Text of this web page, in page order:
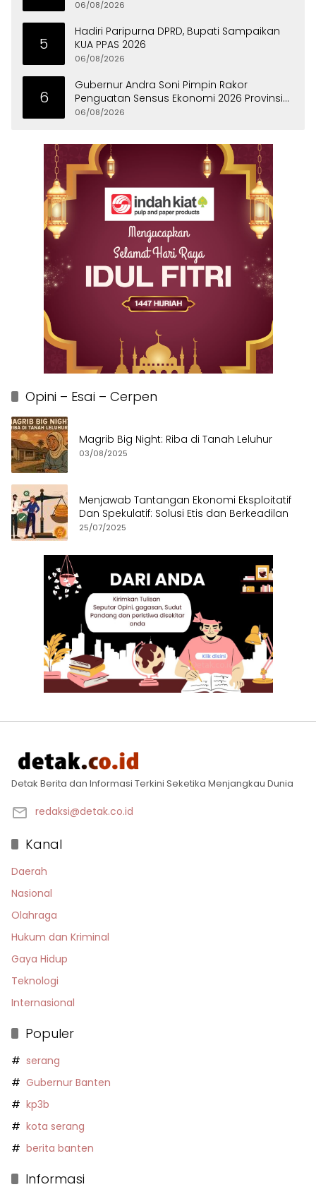
06/08/2026
5
Hadiri Paripurna DPRD, Bupati Sampaikan
KUA PPAS 2026
06/08/2026
6
Gubernur Andra Soni Pimpin Rakor
Penguatan Sensus Ekonomi 2026 Provinsi
Banten
06/08/2026
Opini – Esai – Cerpen
Magrib Big Night: Riba di Tanah Leluhur
03/08/2025
Menjawab Tantangan Ekonomi Eksploitatif
Dan Spekulatif: Solusi Etis dan Berkeadilan
25/07/2025
Detak Berita dan Informasi Terkini Seketika Menjangkau Dunia
redaksi@detak.co.id
Kanal
Daerah
Nasional
Olahraga
Hukum dan Kriminal
Gaya Hidup
Teknologi
Internasional
Populer
serang
Gubernur Banten
kp3b
kota serang
berita banten
Informasi